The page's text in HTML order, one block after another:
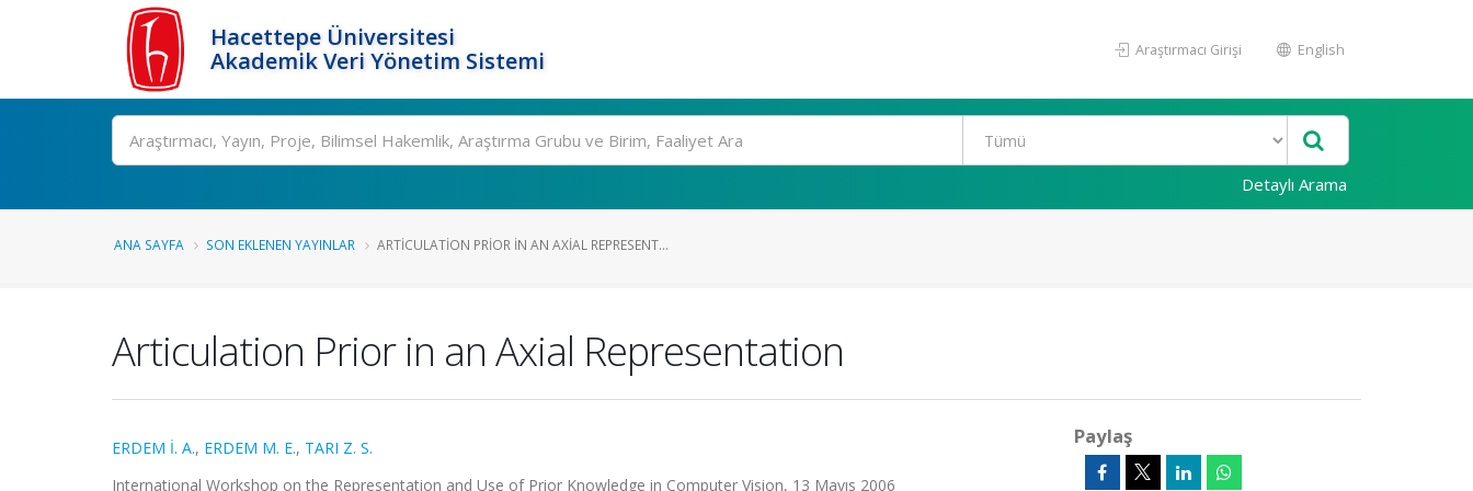
Hacettepe Üniversitesi
Akademik Veri Yönetim Sistemi
Araştırmacı Girişi English
Ara
Detaylı Arama
ANA SAYFA SON EKLENEN YAYINLAR ARTICULATION PRIOR IN AN AXIAL REPRESENT...
Articulation Prior in an Axial Representation
ERDEM İ. A., ERDEM M. E., TARI Z. S.
International Workshop on the Representation and Use of Prior Knowledge in Computer Vision, 13 Mayıs 2006
Paylaş